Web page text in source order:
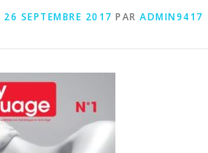
26 SEPTEMBRE 2017 PAR ADMIN9417